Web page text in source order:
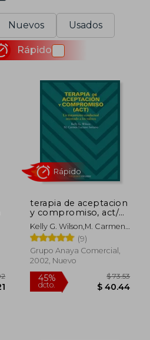
Nuevos Usados
Rápido
terapia de aceptacion
y compromiso, act/
therapy of
acceptation and
compromise
Kelly G. Wilson,m. Carmen
Luciano Soriano
(9)
Grupo Anaya Comercial,
2002, Nuevo
Rápido